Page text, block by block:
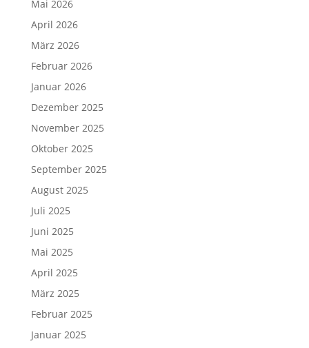
Mai 2026
April 2026
März 2026
Februar 2026
Januar 2026
Dezember 2025
November 2025
Oktober 2025
September 2025
August 2025
Juli 2025
Juni 2025
Mai 2025
April 2025
März 2025
Februar 2025
Januar 2025